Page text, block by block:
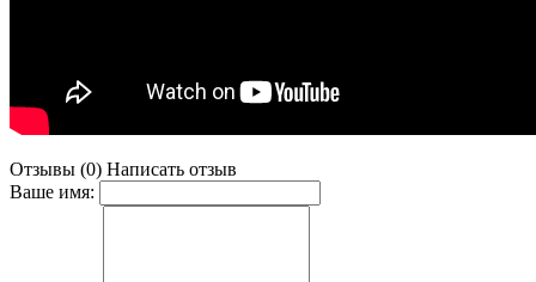
Отзывы (0) Написать отзыв
Ваше имя: